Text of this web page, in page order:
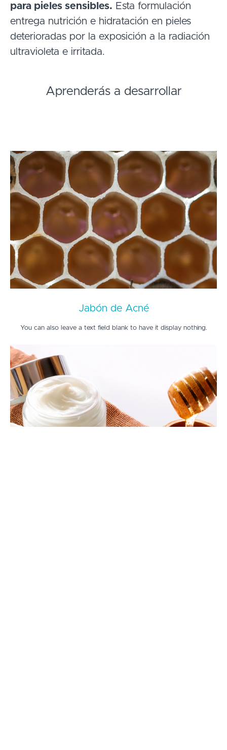
para pieles sensibles. Esta formulación
entrega nutrición e hidratación en pieles
deterioradas por la exposición a la radiación
ultravioleta e irritada.
Aprenderás a desarrollar
Jabón de Acné
You can also leave a text field blank to have it display nothing.